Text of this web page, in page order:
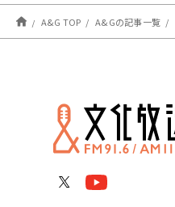
A&G TOP A&Gの記事一覧